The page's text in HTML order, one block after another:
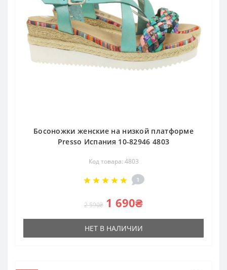
Босоножки женские на низкой платформе
Presso Испания 10-82946 4803
Код товара: 4803
1
2 590₴ 1 690₴
НЕТ В НАЛИЧИИ